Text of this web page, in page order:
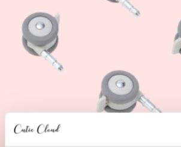
kolijevku/krevetić